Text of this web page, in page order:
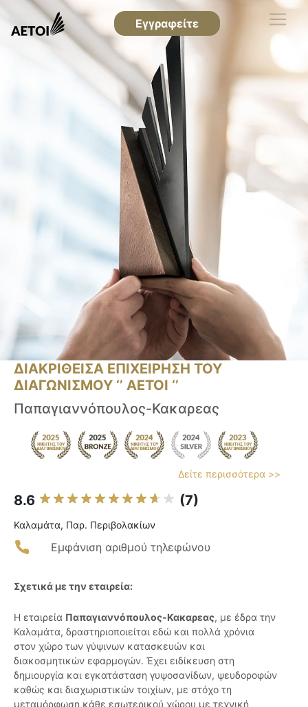
Εγγραφείτε
ΔΙΑΚΡΙΘΕΙΣΑ ΕΠΙΧΕΙΡΗΣΗ ΤΟΥ
ΔΙΑΓΩΝΙΣΜΟΥ ‘’ ΑΕΤΟΙ ‘’
Παπαγιαννόπουλος-Κακαρεας
Δείτε περισσότερα >>
8.6 (7)
Καλαμάτα, Παρ. Περιβολακίων
Εμφάνιση αριθμού τηλεφώνου
Σχετικά με την εταιρεία:
Η εταιρεία Παπαγιαννόπουλος-Κακαρεας, με έδρα την
Καλαμάτα, δραστηριοποιείται εδώ και πολλά χρόνια
στον χώρο των γύψινων κατασκευών και
διακοσμητικών εφαρμογών. Έχει ειδίκευση στη
δημιουργία και εγκατάσταση γυψοσανίδων, ψευδοροφών
καθώς και διαχωριστικών τοιχίων, με στόχο τη
μεταμόρφωση κάθε εσωτερικού χώρου με τεχνική